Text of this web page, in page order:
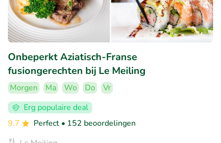
Onbeperkt Aziatisch-Franse
fusiongerechten bij Le Meiling
Morgen Ma Wo Do
Vr
Erg populaire deal
9.7
Perfect • 152 beoordelingen